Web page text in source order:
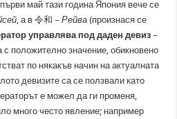
май тази година Япония вече се
, а в 令和 –Рейва (произнася се
управлява под даден девиз –
положително значение, обикновено
по някакъв начин на актуалната
девизите са се ползвали като
е можел да ги променя,
много често явление; например